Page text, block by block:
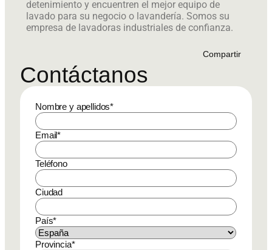
detenimiento y encuentren el mejor equipo de
lavado para su negocio o lavandería. Somos su
empresa de lavadoras industriales de confianza.
Compartir
Contáctanos
Nombre y apellidos*
Email*
Teléfono
Ciudad
País*
Provincia*